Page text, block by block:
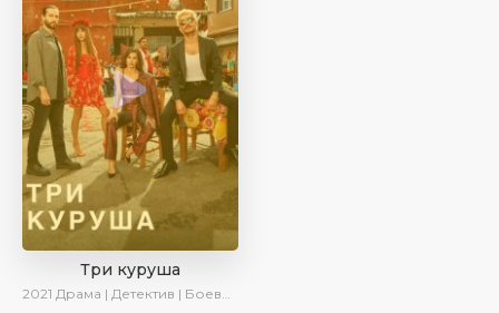
Три куруша
2021 Драма | Детектив | Боевик | SesDizi | Ирина Котова | AveTurk